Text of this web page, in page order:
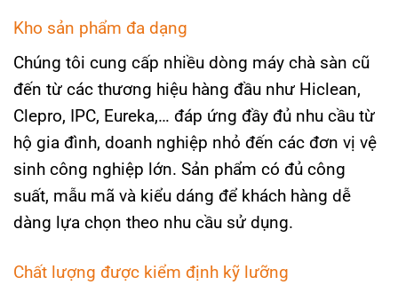
Kho sản phẩm đa dạng
Chúng tôi cung cấp nhiều dòng máy chà sàn cũ
đến từ các thương hiệu hàng đầu như Hiclean,
Clepro, IPC, Eureka,… đáp ứng đầy đủ nhu cầu từ
hộ gia đình, doanh nghiệp nhỏ đến các đơn vị vệ
sinh công nghiệp lớn. Sản phẩm có đủ công
suất, mẫu mã và kiểu dáng để khách hàng dễ
dàng lựa chọn theo nhu cầu sử dụng.
Chất lượng được kiểm định kỹ lưỡng